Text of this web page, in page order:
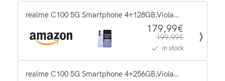
realme C100 5G Smartphone 4+128GB,Viola
Fiorito,Display LCD 6,8" 144Hz,Batteria 6600mAh
a lunga durata,Ricarica super veloce
179,99€
199,99€
in stock
realme C100 5G Smartphone 4+256GB,Viola